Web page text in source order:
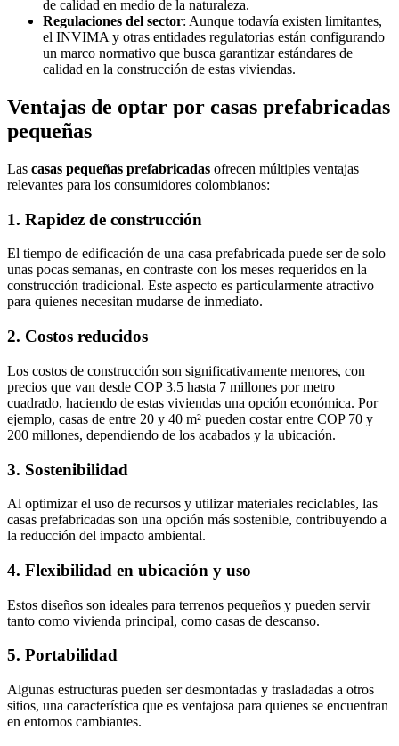
de calidad en medio de la naturaleza.
Regulaciones del sector: Aunque todavía existen limitantes,
el INVIMA y otras entidades regulatorias están configurando
un marco normativo que busca garantizar estándares de
calidad en la construcción de estas viviendas.
Ventajas de optar por casas prefabricadas
pequeñas
Las casas pequeñas prefabricadas ofrecen múltiples ventajas
relevantes para los consumidores colombianos:
1. Rapidez de construcción
El tiempo de edificación de una casa prefabricada puede ser de solo
unas pocas semanas, en contraste con los meses requeridos en la
construcción tradicional. Este aspecto es particularmente atractivo
para quienes necesitan mudarse de inmediato.
2. Costos reducidos
Los costos de construcción son significativamente menores, con
precios que van desde COP 3.5 hasta 7 millones por metro
cuadrado, haciendo de estas viviendas una opción económica. Por
ejemplo, casas de entre 20 y 40 m² pueden costar entre COP 70 y
200 millones, dependiendo de los acabados y la ubicación.
3. Sostenibilidad
Al optimizar el uso de recursos y utilizar materiales reciclables, las
casas prefabricadas son una opción más sostenible, contribuyendo a
la reducción del impacto ambiental.
4. Flexibilidad en ubicación y uso
Estos diseños son ideales para terrenos pequeños y pueden servir
tanto como vivienda principal, como casas de descanso.
5. Portabilidad
Algunas estructuras pueden ser desmontadas y trasladadas a otros
sitios, una característica que es ventajosa para quienes se encuentran
en entornos cambiantes.